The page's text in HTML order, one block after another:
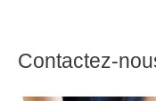
Contactez-